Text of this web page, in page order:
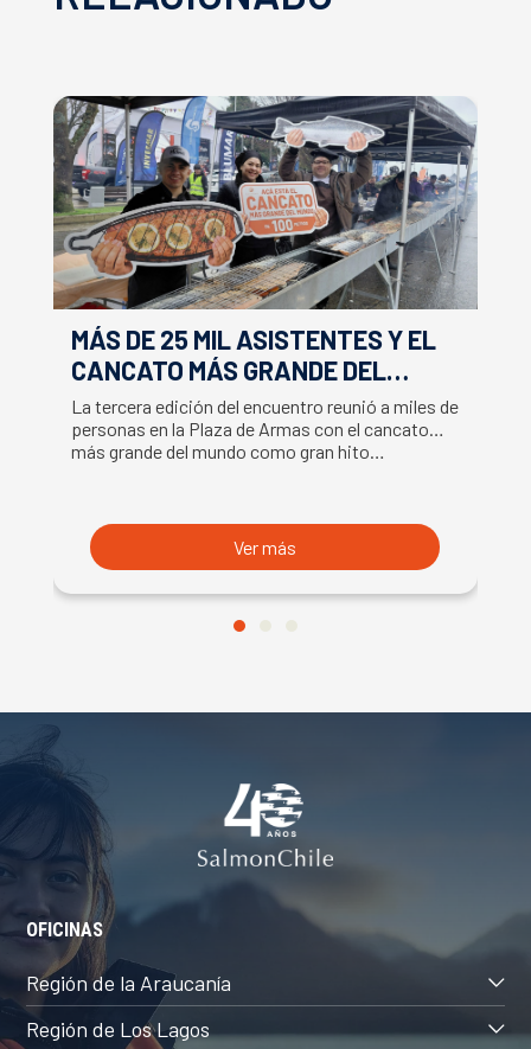
MÁS DE 25 MIL ASISTENTES Y EL
CANCATO MÁS GRANDE DEL
MUNDO MARCAN EXITOSO CIERRE
DE LA SEMANA DEL SALMÓN
La tercera edición del encuentro reunió a miles de
personas en la Plaza de Armas con el cancato
más grande del mundo como gran hito…
Ver más
OFICINAS
Región de la Araucanía
Región de Los Lagos